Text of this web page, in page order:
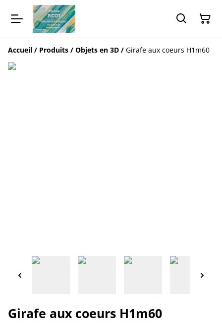
Accueil / Produits / Objets en 3D / Girafe aux coeurs H1m60
Girafe aux coeurs H1m60